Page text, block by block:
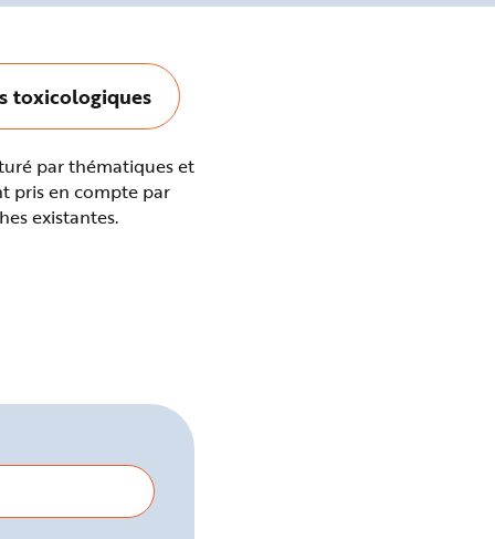
toxicologiques
par thématiques et
pris en compte par
existantes.